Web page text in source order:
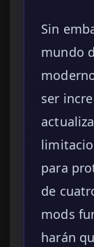
Sin
mundo
ser
para
de
mods
harán